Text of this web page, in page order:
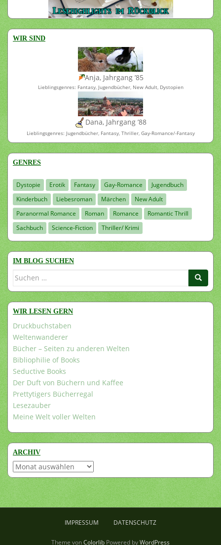
WIR SIND
Anja, Jahrgang ’85
Lieblingsgenres: Fantasy, Jugendbücher, New Adult, Dystopien
Dana, Jahrgang ’88
Lieblingsgenres: Jugendbücher, Fantasy, Thriller, Gay-Romance/-Fantasy
GENRES
Dystopie Erotik Fantasy Gay-Romance
Jugendbuch
Kinderbuch
Liebesroman Märchen
New Adult
Paranormal Romance
Roman Romance
Romantic Thrill
Sachbuch
Science-Fiction Thriller/ Krimi
IM BLOG SUCHEN
Suchen
WIR LESEN GERN
Druckbuchstaben
Weltenwanderer
Bücher – Seiten zu anderen Welten
Bibliophilie of Books
Seductive Books
Der Duft von Büchern und Kaffee
Prettytigers Bücherregal
Lesezauber
Meine Welt voller Welten
ARCHIV
Archiv
IMPRESSUM DATENSCHUTZ
Theme vonColorlib Powered byWordPress